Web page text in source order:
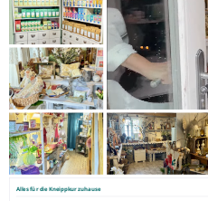
Alles für die Kneippkur zuhause